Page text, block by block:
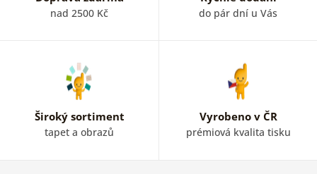
nad 2500 Kč do pár dní u Vás
Široký sortiment
tapet a obrazů
Vyrobeno v ČR
prémiová kvalita tisku